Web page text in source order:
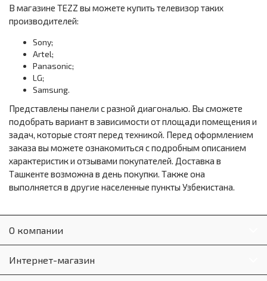
В магазине TEZZ вы можете купить телевизор таких
производителей:
Sony;
Artel;
Panasonic;
LG;
Samsung.
Представлены панели с разной диагональю. Вы сможете
подобрать вариант в зависимости от площади помещения и
задач, которые стоят перед техникой. Перед оформлением
заказа вы можете ознакомиться с подробным описанием
характеристик и отзывами покупателей. Доставка в
Ташкенте возможна в день покупки. Также она
выполняется в другие населенные пункты Узбекистана.
О компании
Интернет-магазин